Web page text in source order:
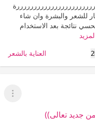
للشعر والبشرة وان شاء
نتائجة بعد الاستخدام
العناية بالشعر
عرض
جديد تعالى))